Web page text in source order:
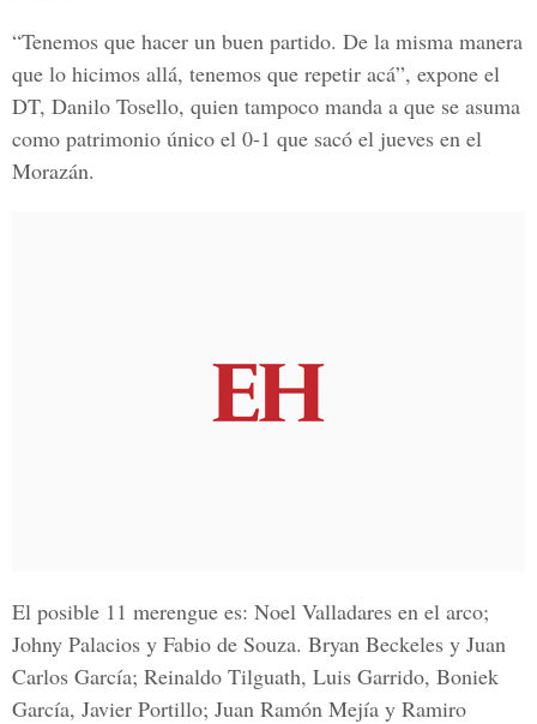
“Tenemos que hacer un buen partido. De la misma manera
que lo hicimos allá, tenemos que repetir acá”, expone el
DT, Danilo Tosello, quien tampoco manda a que se asuma
como patrimonio único el 0-1 que sacó el jueves en el
Morazán.
El posible 11 merengue es: Noel Valladares en el arco;
Johny Palacios y Fabio de Souza. Bryan Beckeles y Juan
Carlos García; Reinaldo Tilguath, Luis Garrido, Boniek
García, Javier Portillo; Juan Ramón Mejía y Ramiro